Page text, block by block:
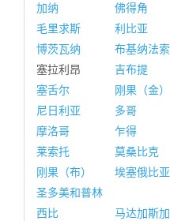
加纳
佛得角
毛里求斯
利比亚
博茨瓦纳
布基纳法索
塞拉利昂
吉布提
塞舌尔
刚果（金）
尼日利亚
多哥
摩洛哥
乍得
莱索托
莫桑比克
刚果（布）
埃塞俄比亚
圣多美和普林
西比
马达加斯加